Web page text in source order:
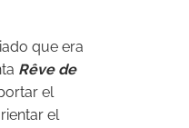
que era
Rêve de
el
el